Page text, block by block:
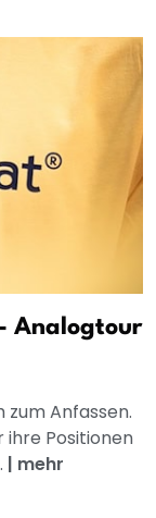
Analogtour
Anfassen.
Positionen
| mehr